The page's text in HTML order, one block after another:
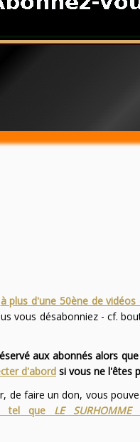
à plus d'une 50ène de
vous désabonniez - cf.
aux abonnés alors
d'abordsi vous ne l'êtes
de faire un don, vous
tel que LE SURHOMME